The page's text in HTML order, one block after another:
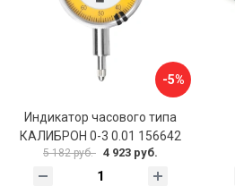
-5%
Индикатор часового типа
КАЛИБРОН 0-3 0.01 156642
5 182 руб. 4 923 руб.